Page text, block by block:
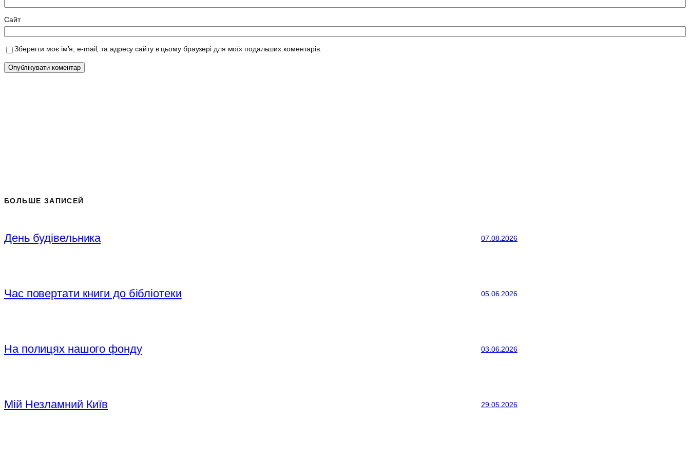
Сайт
Зберегти моє ім’я, e-mail, та адресу сайту в цьому браузері для моїх подальших коментарів.
БОЛЬШЕ ЗАПИСЕЙ
День будівельника 07.08.2026
Час повертати книги до бібліотеки 05.06.2026
На полицях нашого фонду 03.06.2026
Мій Незламний Київ 29.05.2026